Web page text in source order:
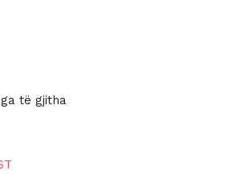
të gjitha